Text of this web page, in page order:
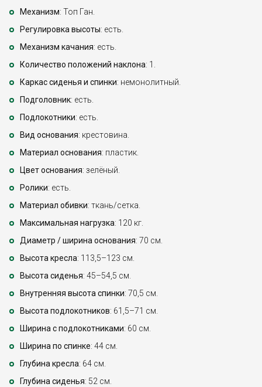
Механизм: Топ Ган.
Регулировка высоты: есть.
Механизм качания: есть.
Количество положений наклона: 1.
Каркас сиденья и спинки: немонолитный.
Подголовник: есть.
Подлокотники: есть.
Вид основания: крестовина.
Материал основания: пластик.
Цвет основания: зелёный.
Ролики: есть.
Материал обивки: ткань/сетка.
Максимальная нагрузка: 120 кг.
Диаметр / ширина основания: 70 см.
Высота кресла: 113,5–123 см.
Высота сиденья: 45–54,5 см.
Внутренняя высота спинки: 70,5 см.
Высота подлокотников: 61,5–71 см.
Ширина с подлокотниками: 60 см.
Ширина по спинке: 44 см.
Глубина кресла: 64 см.
Глубина сиденья: 52 см.